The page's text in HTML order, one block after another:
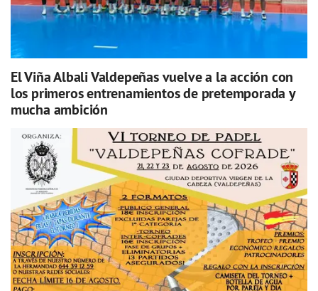
El Viña Albali Valdepeñas vuelve a la acción con
los primeros entrenamientos de pretemporada y
mucha ambición